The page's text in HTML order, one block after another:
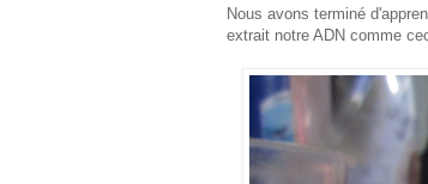
Nous avons terminé
extrait notre ADN comme